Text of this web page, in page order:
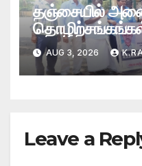
தஞ்சையில்
ஆர்ப்பாட்டம்
AUG 3, 2026
Leave a